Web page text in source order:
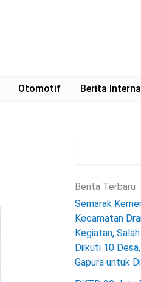
Otomotif Berita
Berita Terbaru
Semarak
Kecamatan
Kegiatan,
Diikuti 10
Gapura untuk